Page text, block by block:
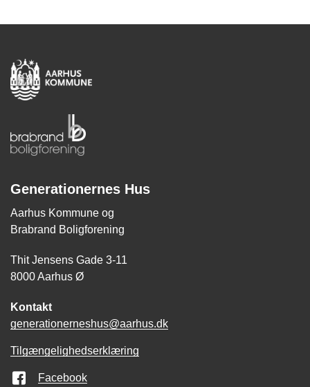
Generationernes Hus
Aarhus Kommune og
Brabrand Boligforening
Thit Jensens Gade 3-11
8000 Aarhus Ø
Kontakt
generationerneshus@aarhus.dk
Tilgængelighedserklæring
Facebook